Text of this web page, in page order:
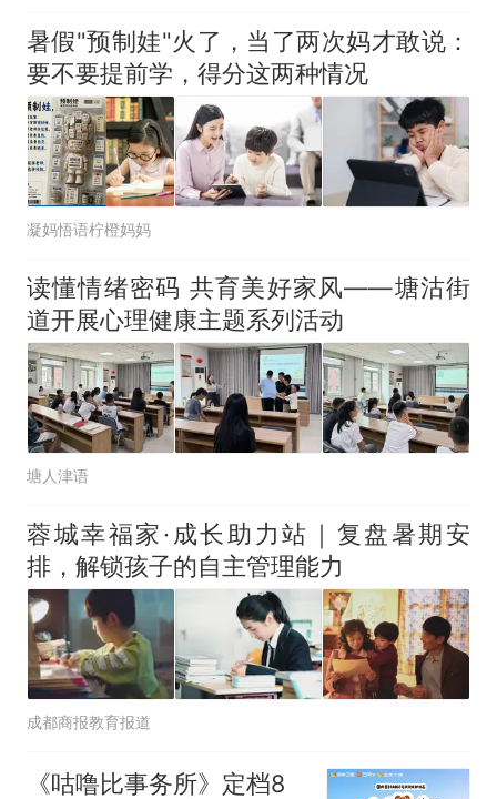
暑假"预制娃"火了，当了两次妈才敢说：
要不要提前学，得分这两种情况
凝妈悟语柠橙妈妈
读懂情绪密码 共育美好家风——塘沽街
道开展心理健康主题系列活动
塘人津语
蓉城幸福家·成长助力站｜复盘暑期安
排，解锁孩子的自主管理能力
成都商报教育报道
《咕噜比事务所》定档8